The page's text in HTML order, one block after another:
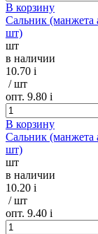
В корзину
Сальник (манжета
шт)
шт
в наличии
10.70 i
/ шт
опт. 9.80 i
В корзину
Сальник (манжета
шт)
шт
в наличии
10.20 i
/ шт
опт. 9.40 i